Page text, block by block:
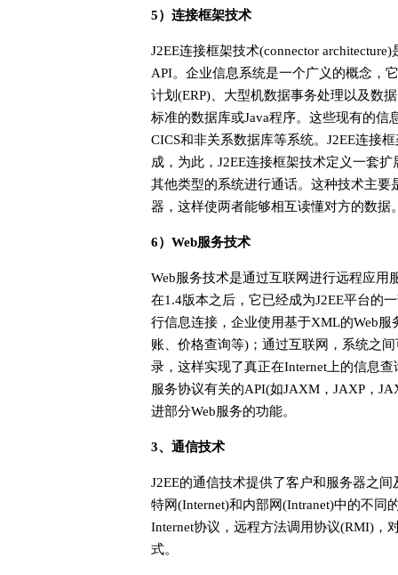
5）连接框架技术
J2EE连接框架技术(connector
API。企业信息系统是一个广义的概念，
计划(ERP)、大型机数据事务处理以及数
标准的数据库或Java程序。这些现有的信
CICS和非关系数据库等系统。J2EE连接
成，为此，J2EE连接框架技术定义一套
其他类型的系统进行通话。这种技术主要
器，这样使两者能够相互读懂对方的数据
6）Web服务技术
Web服务技术是通过互联网进行远程应用
在1.4版本之后，它已经成为J2EE平台的
行信息连接，企业使用基于XML的Web
账、价格查询等)；通过互联网，系统之
录，这样实现了真正在Internet上的信息
服务协议有关的API(如JAXM，JAXP，
进部分Web服务的功能。
3、通信技术
J2EE的通信技术提供了客户和服务器之
特网(Internet)和内部网(Intranet)中的不同
Internet协议，远程方法调用协议(RMI)，
式。